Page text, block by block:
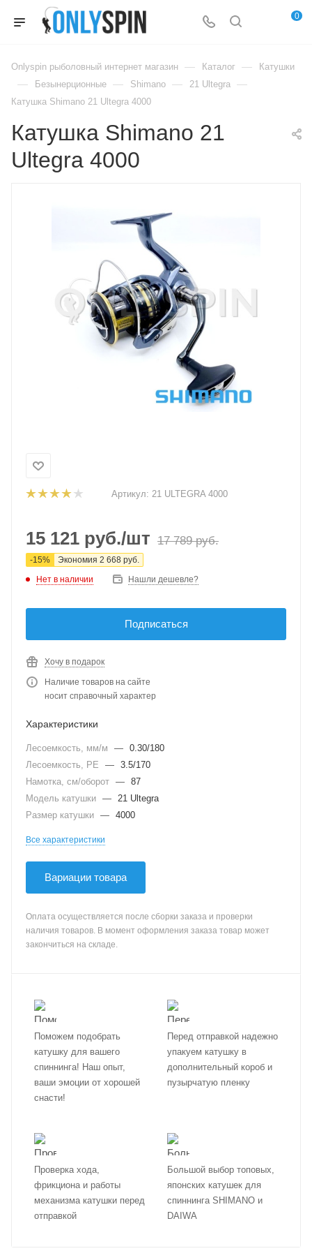
0
Onlyspin рыболовный интернет магазин — Каталог — Катушки
— Безынерционные — Shimano — 21 Ultegra —
Катушка Shimano 21 Ultegra 4000
Катушка Shimano 21
Ultegra 4000
Артикул: 21 ULTEGRA 4000
15 121 руб./шт 17 789руб.
-15% Экономия 2 668 руб.
Нет в наличии
Нашли дешевле?
Подписаться
Хочу в подарок
Наличие товаров на сайте
носит справочный характер
Характеристики
Лесоемкость, мм/м — 0.30/180
Лесоемкость, PE
— 3.5/170
Намотка, см/оборот — 87
Модель катушки — 21 Ultegra
Размер катушки — 4000
Все характеристики
Вариации товара
Оплата осуществляется после сборки заказа и проверки
наличия товаров. В момент оформления заказа товар может
закончиться на складе.
Поможем подобрать
катушку для вашего
спиннинга! Наш опыт,
ваши эмоции от хорошей
снасти!
Перед отправкой надежно
упакуем катушку в
дополнительный короб и
пузырчатую пленку
Проверка хода,
фрикциона и работы
механизма катушки перед
отправкой
Большой выбор топовых,
японских катушек для
спиннинга SHIMANO и
DAIWA